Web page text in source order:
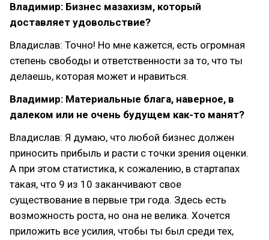
Владимир: Бизнес мазахизм, который
доставляет удовольствие?
Владислав: Точно! Но мне кажется, есть огромная
степень свободы и ответственности за то, что ты
делаешь, которая может и нравиться.
Владимир: Материальные блага, наверное, в
далеком или не очень будущем как-то манят?
Владислав: Я думаю, что любой бизнес должен
приносить прибыль и расти с точки зрения оценки.
А при этом статистика, к сожалению, в стартапах
такая, что 9 из 10 заканчивают свое
существование в первые три года. Здесь есть
возможность роста, но она не велика. Хочется
приложить все усилия, чтобы ты был среди тех,